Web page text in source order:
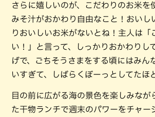
さらに嬉しいのが、こだわりのお米を
みそ汁がおかわり自由なこと！おいし
りおいしいお米がないとね！主人は「
い！」と言って、しっかりおかわりし
げで、ごちそうさまをする頃にはみん
いすぎて、しばらくぼーっとしてたほ
目の前に広がる海の景色を楽しみなが
た干物ランチで週末のパワーをチャー